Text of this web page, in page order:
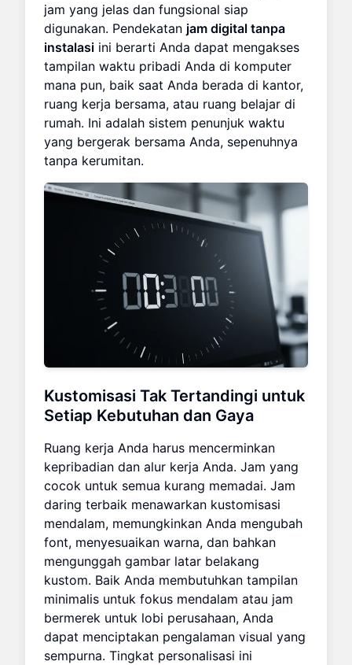
jam yang jelas dan fungsional siap
digunakan. Pendekatan jam digital tanpa
instalasi ini berarti Anda dapat mengakses
tampilan waktu pribadi Anda di komputer
mana pun, baik saat Anda berada di kantor,
ruang kerja bersama, atau ruang belajar di
rumah. Ini adalah sistem penunjuk waktu
yang bergerak bersama Anda, sepenuhnya
tanpa kerumitan.
Kustomisasi Tak Tertandingi untuk
Setiap Kebutuhan dan Gaya
Ruang kerja Anda harus mencerminkan
kepribadian dan alur kerja Anda. Jam yang
cocok untuk semua kurang memadai. Jam
daring terbaik menawarkan kustomisasi
mendalam, memungkinkan Anda mengubah
font, menyesuaikan warna, dan bahkan
mengunggah gambar latar belakang
kustom. Baik Anda membutuhkan tampilan
minimalis untuk fokus mendalam atau jam
bermerek untuk lobi perusahaan, Anda
dapat menciptakan pengalaman visual yang
sempurna. Tingkat personalisasi ini